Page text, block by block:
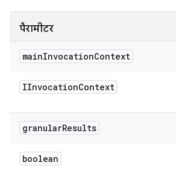
पैरामीटर
mainInvocationContext
IInvocationContext
granularResults
boolean